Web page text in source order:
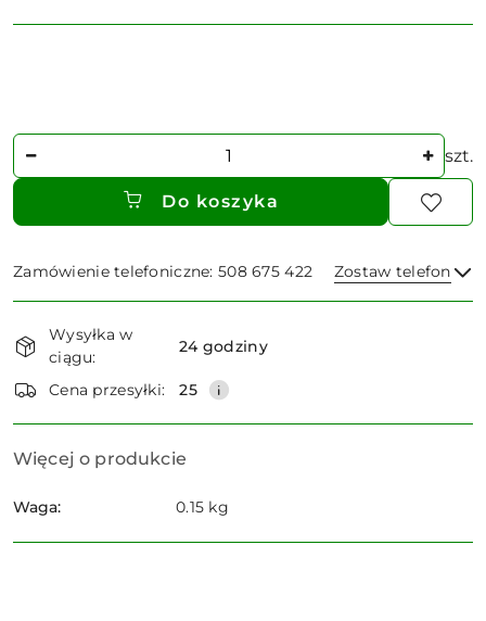
szt.
Do koszyka
Zamówienie telefoniczne: 508 675 422 Zostaw telefon
i
dostawa
Wysyłka w
ciągu:
24 godziny
Cena przesyłki: 25
Więcej o produkcie
Waga: 0.15 kg